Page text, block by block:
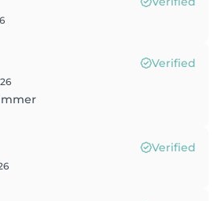
Verified
Verified